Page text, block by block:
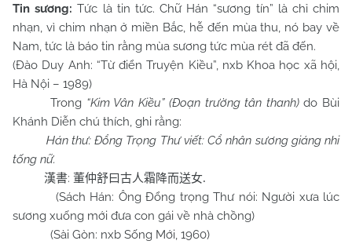
Tin sương: Tức là tin tức. Chữ Hán “sương tín” là chỉ chim
nhạn, vì chim nhạn ở miền Bắc, hễ đến mùa thu, nó bay về
Nam, tức là báo tin rằng mùa sương tức mùa rét đã đến.
(Đào Duy Anh: “Từ điển Truyện Kiều”, nxb Khoa học xã hội,
Hà Nội – 1989)
Trong “Kim Vân Kiều” (Đoạn trường tân thanh)do Bùi
Khánh Diễn chú thích, ghi rằng:
Hán thư: Đổng Trọng Thư viết: Cổ nhân sương giáng nhi
tống nữ.
漢書: 董仲舒曰古人霜降而送女.
(Sách Hán: Ông Đổng trọng Thư nói: Người xưa lúc
sương xuống mới đưa con gái về nhà chồng)
(Sài Gòn: nxb Sống Mới, 1960)